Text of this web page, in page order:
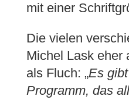
mit einer
Die vielen
Michel Lask eher
als Fluch: „Es
Programm, das